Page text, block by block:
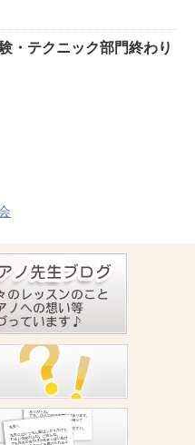
・テクニック部門終わり